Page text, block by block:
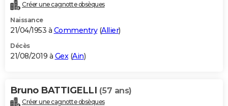
Créer une cagnotte obsèques
Naissance
21/04/1953 à Commentry(Allier)
Décès
21/08/2019 à Gex(Ain)
Bruno BATTIGELLI (57 ans)
Créer une cagnotte obsèques